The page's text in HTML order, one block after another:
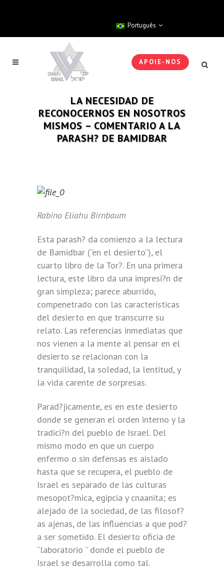
Português
APOIE-NOS
LA NECESIDAD DE
RECONOCERNOS EN NOSOTROS
MISMOS – COMENTARIO A LA
PARASH? DE BAMIDBAR
Rabino Eliahu Birnbaum
Esta parash? da comienzo a la lectura
de Bamidbar (“en el desierto”), el
cuarto libro de la Tor?. En una primera
lectura, este libro da una impresi?n de
gran simpleza; parece aburrido,
compenetrado con las caracteristicas
del desierto en que transcurre su
relato. Las referencias inmediatas que
nos vienen a la mente al pensar en el
desierto se relacionan con la
tranquilidad, la soledad, la lentitud, y
la vida carente de sorpresas.
Parad?jicamente, es en este desierto
donde se generan el orden interno y la
tradici?n del pueblo de Israel. Del
mismo modo en que un cuerpo
enfermo o sin defensas es aislado
hasta que se recupera, el pueblo de
Israel es separado de las culturas
mesopot?mica, egipcia y cnaanita; es
alejado de la sociedad, de las filosof?
as ajenas, de las influencias a que pod?
a ser sometido. El desierto oficia de
“laboratorio ” donde el pueblo de
Israel se desarrolla como tal.